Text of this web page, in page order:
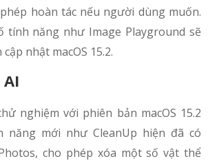
hoàn tác nếu người dùng muốn.
tính năng như Image Playground sẽ
nhật macOS 15.2.
nghiệm với phiên bản macOS 15.2
năng mới như CleanUp hiện đã có
cho phép xóa một số vật thể